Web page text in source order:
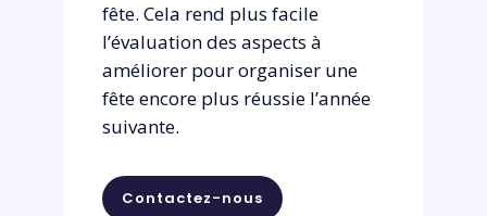
fête. Cela rend plus facile
l’évaluation des aspects à
améliorer pour organiser une
fête encore plus réussie l’année
suivante.
Contactez-nous